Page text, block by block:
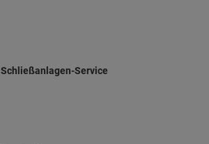
Schließanlagen-Service